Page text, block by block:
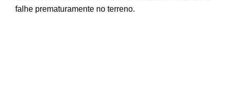
falhe prematuramente no terreno.